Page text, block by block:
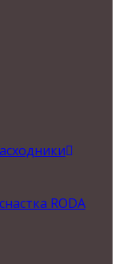
RODA